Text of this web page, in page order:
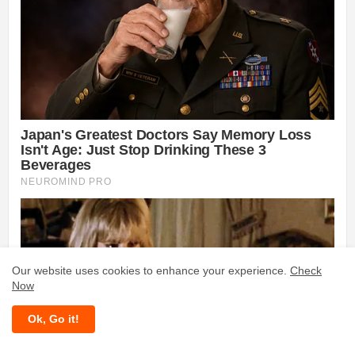
Our website uses cookies to enhance your experience. Check
Now
Ok, Go it!